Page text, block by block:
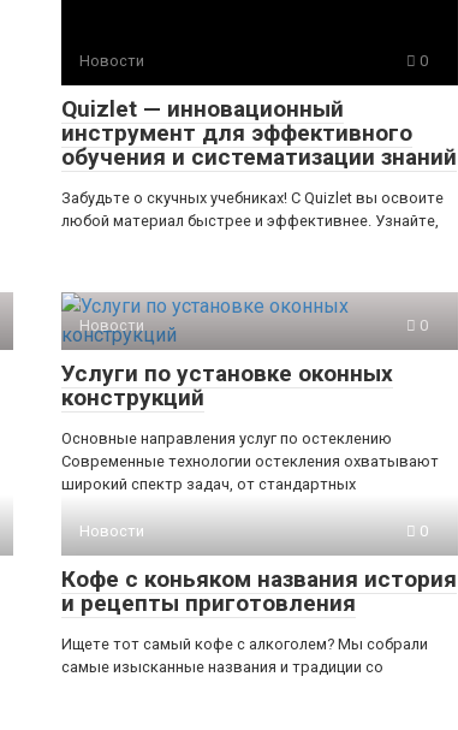
Новости 0
Quizlet — инновационный
инструмент для эффективного
обучения и систематизации знаний
Забудьте о скучных учебниках! С Quizlet вы освоите
любой материал быстрее и эффективнее. Узнайте,
Новости 0
Услуги по установке оконных
конструкций
Основные направления услуг по остеклению
Современные технологии остекления охватывают
широкий спектр задач, от стандартных
Новости 0
Кофе с коньяком названия история
и рецепты приготовления
Ищете тот самый кофе с алкоголем? Мы собрали
самые изысканные названия и традиции со